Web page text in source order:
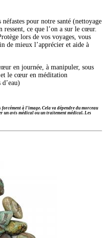
pour notre santé (nettoyage
ressent, ce que l’on a sur le cœur.
lors de vos voyages, vous
de mieux l’apprécier et aide à
en journée, à manipuler, sous
le cœur en méditation
à l’image. Cela va dépendre du morceau
un avis médical ou un traitement médical. Les